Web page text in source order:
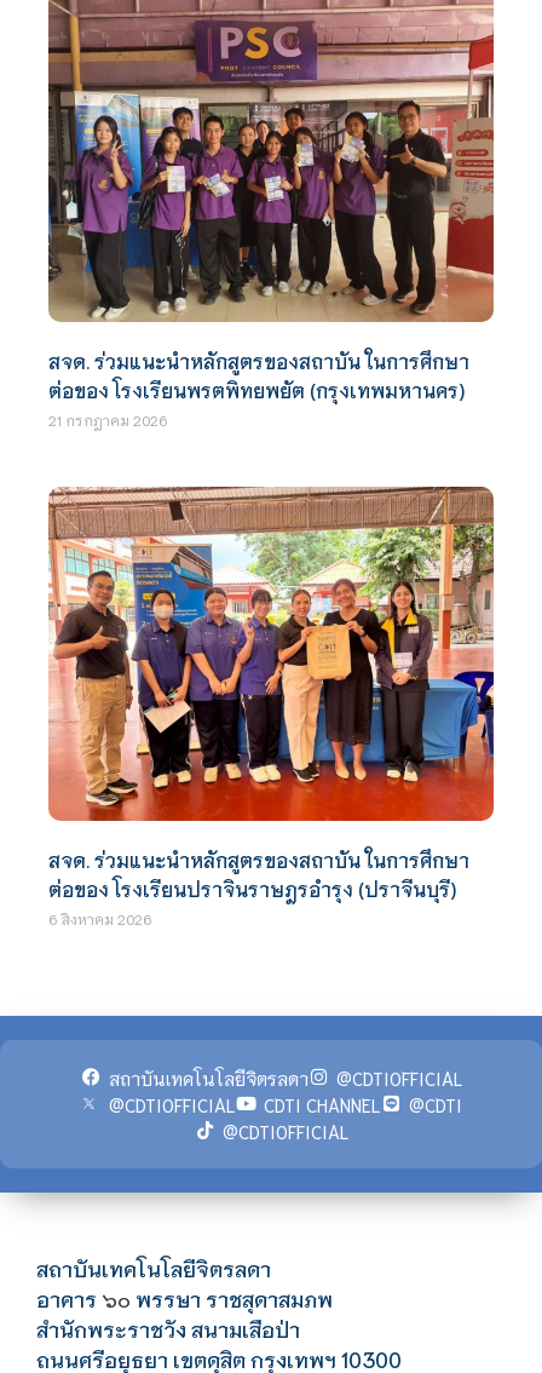
สจด. ร่วมแนะนำหลักสูตรของสถาบัน ในการศึกษา
ต่อของ โรงเรียนพรตพิทยพยัต (กรุงเทพมหานคร)
21 กรกฎาคม 2026
สจด. ร่วมแนะนำหลักสูตรของสถาบัน ในการศึกษา
ต่อของ โรงเรียนปราจินราษฎรอำรุง (ปราจีนบุรี)
6 สิงหาคม 2026
สถาบันเทคโนโลยีจิตรลดา
@CDTIOFFICIAL
@CDTIOFFICIAL
CDTI CHANNEL
@CDTI
@CDTIOFFICIAL
สถาบันเทคโนโลยีจิตรลดา
อาคาร ๖๐ พรรษา ราชสุดาสมภพ
สำนักพระราชวัง สนามเสือป่า
ถนนศรีอยุธยา เขตดุสิต กรุงเทพฯ 10300